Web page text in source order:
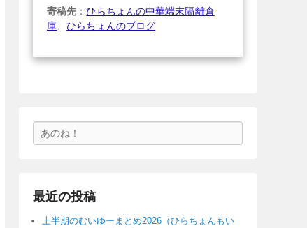
寄稿先 ：ひらちょんの中華端末隔離倉
庫 、ひらちょんのブログ
索
最近の投稿
上半期のむいゆーまとめ2026（ひらちょんもい